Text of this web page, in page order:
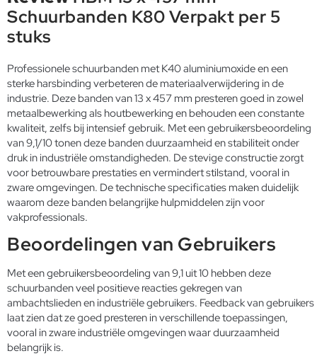
Schuurbanden K80 Verpakt per 5
stuks
Professionele schuurbanden met K40 aluminiumoxide en een
sterke harsbinding verbeteren de materiaalverwijdering in de
industrie. Deze banden van 13 x 457 mm presteren goed in zowel
metaalbewerking als houtbewerking en behouden een constante
kwaliteit, zelfs bij intensief gebruik. Met een gebruikersbeoordeling
van 9,1/10 tonen deze banden duurzaamheid en stabiliteit onder
druk in industriële omstandigheden. De stevige constructie zorgt
voor betrouwbare prestaties en vermindert stilstand, vooral in
zware omgevingen. De technische specificaties maken duidelijk
waarom deze banden belangrijke hulpmiddelen zijn voor
vakprofessionals.
Beoordelingen van Gebruikers
Met een gebruikersbeoordeling van 9,1 uit 10 hebben deze
schuurbanden veel positieve reacties gekregen van
ambachtslieden en industriële gebruikers. Feedback van gebruikers
laat zien dat ze goed presteren in verschillende toepassingen,
vooral in zware industriële omgevingen waar duurzaamheid
belangrijk is.